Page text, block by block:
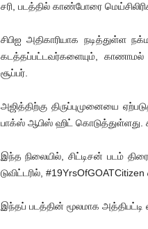
சரி, படத்தில் காண்போரை
சிபிஐ அதிகாரியாக நடித்துள்ள
கடத்தப்பட்டவர்களையும், காணாமல்
சூப்பர்.
அஜித்திற்கு திருப்புமுனையை
பாக்ஸ் ஆபிஸ் ஹிட் கொடுத்துள்ளது.
இந்த நிலையில், சிட்டிசன் படம்
டுவிட்டரில்,
இந்தப் படத்தின் மூலமாக அத்திபட்டி